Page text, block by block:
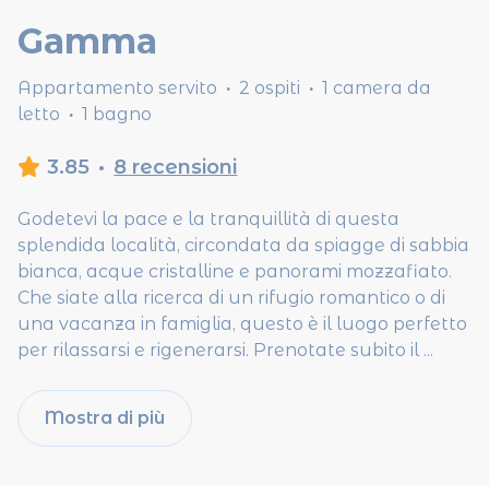
Gamma
Appartamento servito · 2 ospiti · 1 camera da
letto · 1 bagno
3.85 · 8 recensioni
Godetevi la pace e la tranquillità di questa
splendida località, circondata da spiagge di sabbia
bianca, acque cristalline e panorami mozzafiato.
Che siate alla ricerca di un rifugio romantico o di
una vacanza in famiglia, questo è il luogo perfetto
per rilassarsi e rigenerarsi. Prenotate subito il ...
Mostra di più